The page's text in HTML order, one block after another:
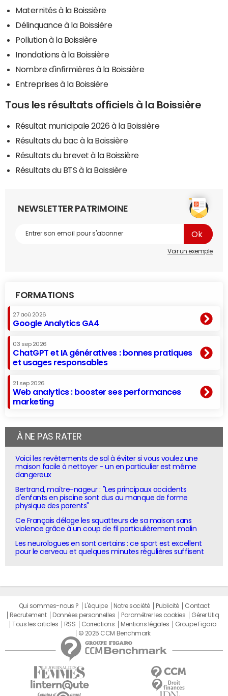
Maternités à la Boissière
Délinquance à la Boissière
Pollution à la Boissière
Inondations à la Boissière
Nombre d'infirmières à la Boissière
Entreprises à la Boissière
Tous les résultats officiels à la Boissière
Résultat municipale 2026 à la Boissière
Résultats du bac à la Boissière
Résultats du brevet à la Boissière
Résultats du BTS à la Boissière
NEWSLETTER PATRIMOINE
Voir un exemple
FORMATIONS
27 aoû 2026
Google Analytics GA4
03 sep 2026
ChatGPT et IA génératives : bonnes pratiques
et usages responsables
21 sep 2026
Web analytics : booster ses performances
marketing
À NE PAS RATER
Voici les revêtements de sol à éviter si vous voulez une
maison facile à nettoyer - un en particulier est même
dangereux
Bertrand, maître-nageur : "Les principaux accidents
d'enfants en piscine sont dus au manque de forme
physique des parents"
Ce Français déloge les squatteurs de sa maison sans
violence grâce à un coup de fil particulièrement malin
Les neurologues en sont certains : ce sport est excellent
pour le cerveau et quelques minutes régulières suffisent
Qui sommes-nous ? L'équipe Notre société Publicité
Contact
Recrutement
Données personnelles Paramétrer les cookies
Gérer Utiq
Tous les articles
RSS Corrections Mentions légales
Groupe Figaro
© 2025 CCM Benchmark